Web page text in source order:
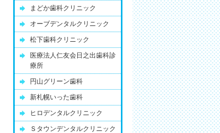
まどか歯科クリニック
オーブデンタルクリニック
松下歯科クリニック
医療法人仁友会日之出歯科診
療所
円山グリーン歯科
新札幌いった歯科
ヒロデンタルクリニック
Ｓタウンデンタルクリニック